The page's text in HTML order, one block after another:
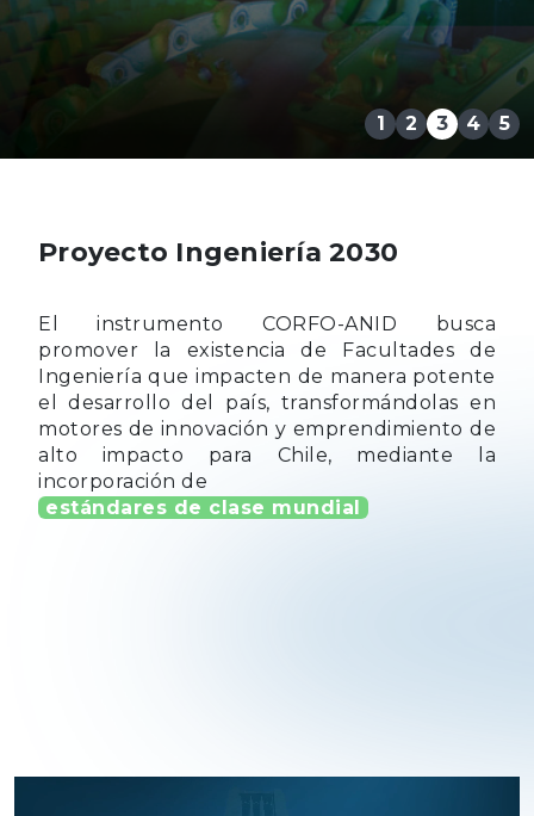
1 2 3 4 5
Proyecto Ingeniería 2030
El instrumento CORFO-ANID busca
promover la existencia de Facultades de
Ingeniería que impacten de manera potente
el desarrollo del país, transformándolas en
motores de innovación y emprendimiento de
alto impacto para Chile, mediante la
incorporación de
estándares de clase mundial